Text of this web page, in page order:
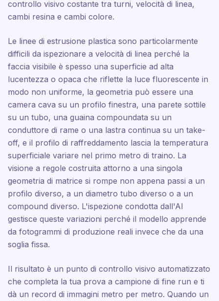
controllo visivo costante tra turni, velocità di linea,
cambi resina e cambi colore.
Le linee di estrusione plastica sono particolarmente
difficili da ispezionare a velocità di linea perché la
faccia visibile è spesso una superficie ad alta
lucentezza o opaca che riflette la luce fluorescente in
modo non uniforme, la geometria può essere una
camera cava su un profilo finestra, una parete sottile
su un tubo, una guaina compoundata su un
conduttore di rame o una lastra continua su un take-
off, e il profilo di raffreddamento lascia la temperatura
superficiale variare nel primo metro di traino. La
visione a regole costruita attorno a una singola
geometria di matrice si rompe non appena passi a un
profilo diverso, a un diametro tubo diverso o a un
compound diverso. L'ispezione condotta dall'AI
gestisce queste variazioni perché il modello apprende
da fotogrammi di produzione reali invece che da una
soglia fissa.
Il risultato è un punto di controllo visivo automatizzato
che completa la tua prova a campione di fine run e ti
dà un record di immagini metro per metro. Quando un